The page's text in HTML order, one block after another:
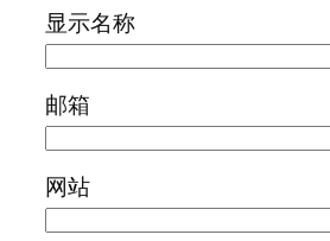
显示名称
邮箱
网站